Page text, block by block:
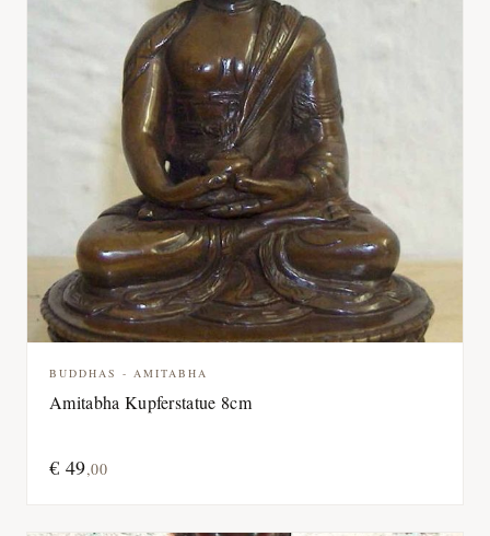
BUDDHAS - AMITABHA
Amitabha Kupferstatue 8cm
€ 49,00